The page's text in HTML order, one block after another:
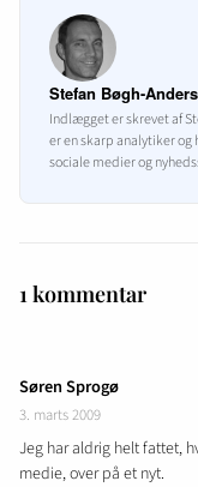
Stefan Bøgh-
Indlægget er skrevet af
er en skarp analytiker
sociale medier og
1 kommentar
Søren Sprogø
3. marts 2009
Jeg har aldrig helt fattet,
medie, over på et nyt.